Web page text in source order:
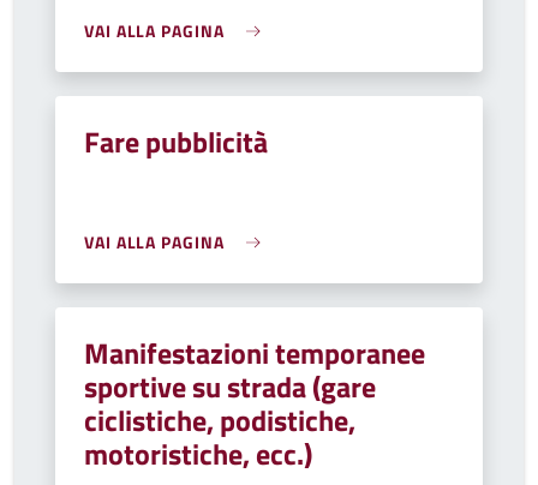
VAI ALLA PAGINA
Fare pubblicità
VAI ALLA PAGINA
Manifestazioni temporanee
sportive su strada (gare
ciclistiche, podistiche,
motoristiche, ecc.)